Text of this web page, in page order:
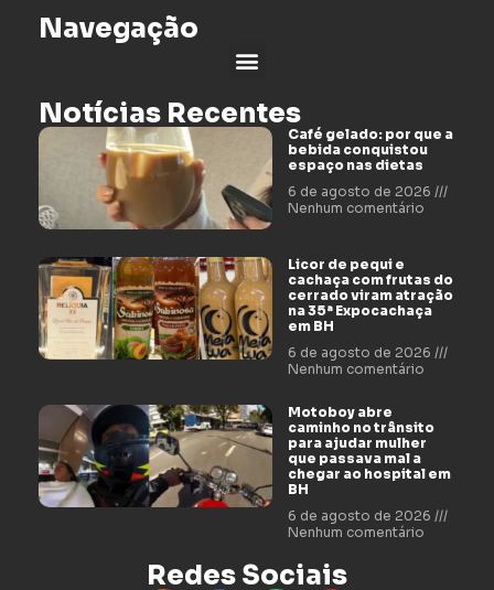
Navegação
Notícias Recentes
Café gelado: por que a
bebida conquistou
espaço nas dietas
6 de agosto de 2026
Nenhum comentário
Licor de pequi e
cachaça com frutas do
cerrado viram atração
na 35ª Expocachaça
em BH
6 de agosto de 2026
Nenhum comentário
Motoboy abre
caminho no trânsito
para ajudar mulher
que passava mal a
chegar ao hospital em
BH
6 de agosto de 2026
Nenhum comentário
Redes Sociais